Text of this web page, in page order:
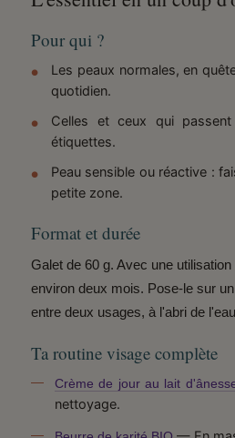
Pour qui ?
Les peaux normales, en
quotidien.
Celles et ceux qui
étiquettes.
Peau sensible ou réactive :
petite zone.
Format et durée
Galet de 60 g. Avec une
environ deux mois. Pose-le sur un
entre deux usages, à l'abri de
Ta routine visage complète
Crème de jour au lait
nettoyage.